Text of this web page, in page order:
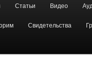
Статьи Видео
Свидетельства